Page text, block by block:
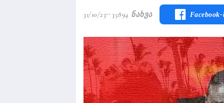
31/10/23 35894 Ნახვა